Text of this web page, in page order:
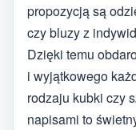
propozycją są
czy bluzy z
Dzięki temu
i wyjątkowego
rodzaju kubki czy
napisami to